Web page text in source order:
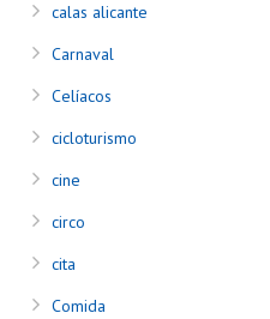
calas alicante
Carnaval
Celíacos
cicloturismo
cine
circo
cita
Comida